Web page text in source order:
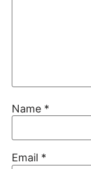
Name *
Email *